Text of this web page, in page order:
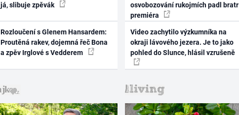
já, slibuje zpěvák
Rozloučení s Glenem Hansardem:
Proutěná rakev, dojemná řeč Bona
a zpěv Irglové s Vedderem
osvobozování rukojmích padl bratr
premiéra
Video zachytilo výzkumníka na
okraji lávového jezera. Je to jako
pohled do Slunce, hlásil vzrušeně